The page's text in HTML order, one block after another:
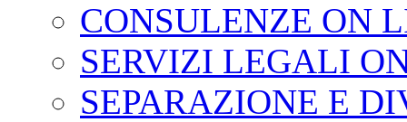
CONSULENZE ON
SERVIZI LEGALI
SEPARAZIONE E